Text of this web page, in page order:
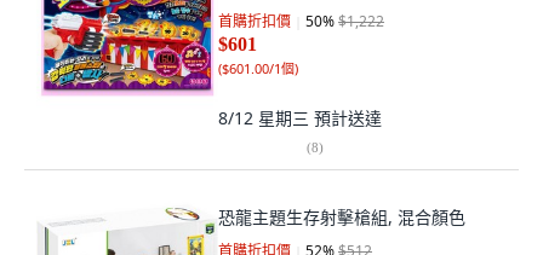
首購折扣價 50%$1,222
$601
($601.00/1個)
8/12 星期三 預計送達
(8)
恐龍主題生存射擊槍組, 混合顏色
首購折扣價 52%$512